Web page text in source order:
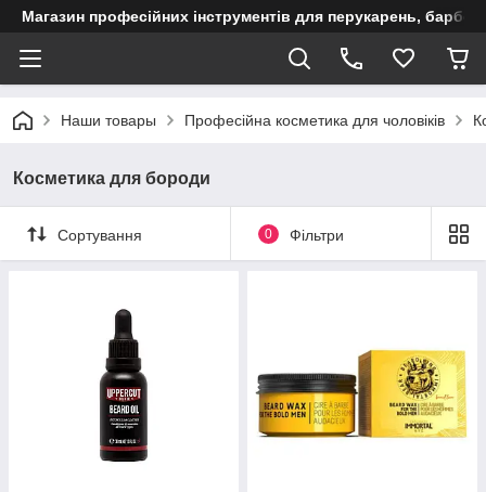
Магазин професійних інструментів для перукарень,
Наши товары Професійна косметика для чоловіків
Косметика для бороди
Сортування 0 Фільтри